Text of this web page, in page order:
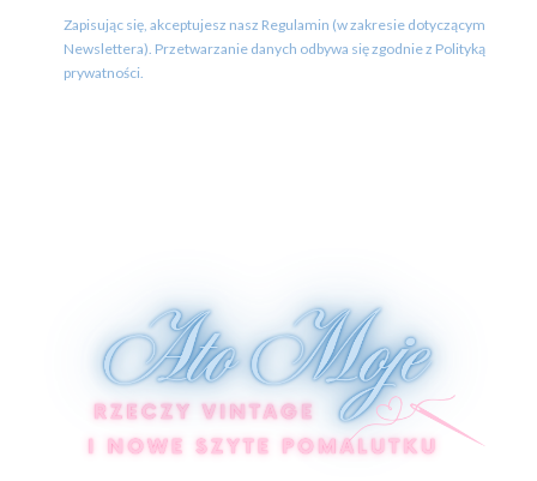
Zapisując się, akceptujesz nasz Regulamin (w zakresie dotyczącym
Newslettera). Przetwarzanie danych odbywa się zgodnie z Polityką
prywatności.